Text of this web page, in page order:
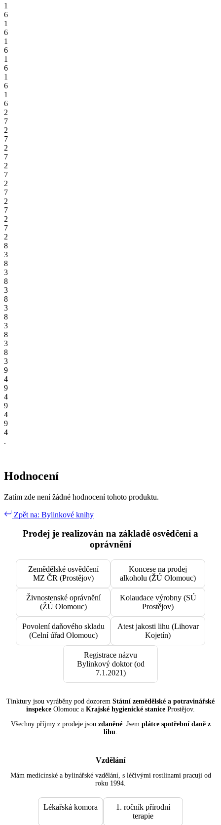
1
6
1
6
1
6
1
6
1
6
1
6
2
7
2
7
2
7
2
7
2
7
2
7
2
7
2
8
3
8
3
8
3
8
3
8
3
8
3
8
3
9
4
9
4
9
4
9
4
.
Hodnocení
Zatím zde není žádné hodnocení tohoto produktu.
Zpět na: Bylinkové knihy
Prodej je realizován na základě osvědčení a
oprávnění
Zemědělské osvědčení
MZ ČR (Prostějov)
Koncese na prodej
alkoholu (ŽÚ Olomouc)
Živnostenské oprávnění
(ŽÚ Olomouc)
Kolaudace výrobny (SÚ
Prostějov)
Povolení daňového skladu
(Celní úřad Olomouc)
Atest jakosti lihu (Lihovar
Kojetín)
Registrace názvu
Bylinkový doktor (od
7.1.2021)
Tinktury jsou vyráběny pod dozorem Státní zemědělské a potravinářské
inspekce Olomouc a Krajské hygienické stanice Prostějov.
Všechny příjmy z prodeje jsou zdaněné. Jsem plátce spotřební daně z
lihu
Vzdělání
Mám medicínské a bylinářské vzdělání, s léčivými rostlinami pracuji od
roku 1994.
Lékařská komora
1. ročník přírodní
terapie